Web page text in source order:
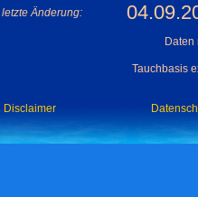
letzte Änderung:
Tauchbasis
Disclaimer